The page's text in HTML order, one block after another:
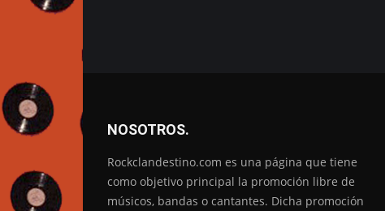
NOSOTROS.
Rockclandestino.com es una página que tiene
como objetivo principal la promoción libre de
músicos, bandas o cantantes. Dicha promoción